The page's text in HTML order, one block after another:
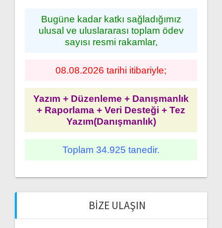
Bugüne kadar katkı sağladığımız
ulusal ve uluslararası toplam ödev
sayısı resmi rakamlar,
08.08.2026 tarihi itibariyle;
Yazım + Düzenleme + Danışmanlık
+ Raporlama + Veri Desteği + Tez
Yazım(Danışmanlık)
Toplam 34.925 tanedir.
BIZE ULAŞIN